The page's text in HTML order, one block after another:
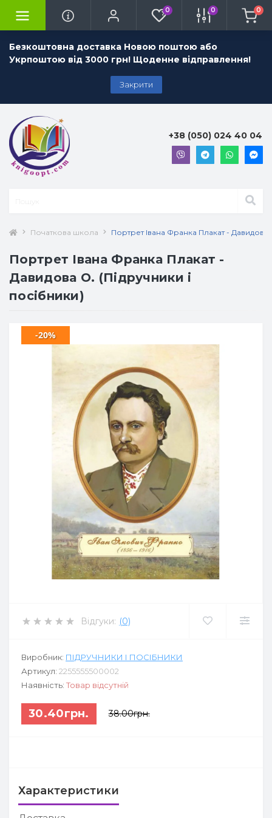
Безкоштовна доставка Новою поштою або
Укрпоштою від 3000 грн! Щоденне відправлення!
Закрити
0 0 0
+38 (050) 024 40 04
Початкова школа Портрет Івана Франка Плакат - Давидова
Портрет Івана Франка Плакат -
Давидова О. (Підручники і
посібники)
-20%
Відгуки: (0)
Виробник: ПІДРУЧНИКИ І ПОСІБНИКИ
Артикул: 2255555500002
Наявність: Товар відсутній
30.40грн. 38.00грн.
Характеристики